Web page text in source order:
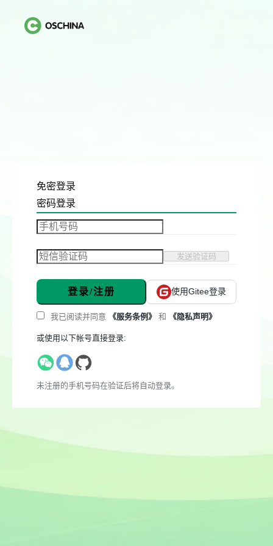
免密登录
密码登录
发送验证码
登录/注册 使用Gitee登录
我已阅读并同意 《服务条例》 和 《隐私声明》
或使用以下帐号直接登录:
未注册的手机号码在验证后将自动登录。